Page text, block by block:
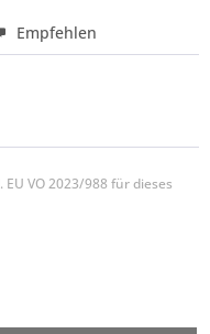
Empfehlen
VO 2023/988 für dieses